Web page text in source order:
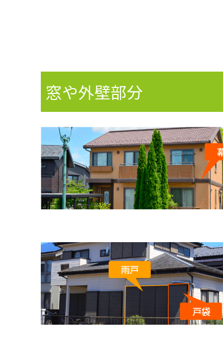
窓や外壁部分